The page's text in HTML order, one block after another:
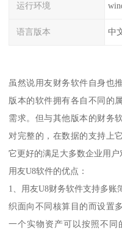
运行环境
语言版本 中
虽然说用友财务软件自身也
版本的软件拥有各自不同的
需求。但与其他版本的财务
对完整的，在数据的支持上
它更好的满足大多数企业用户
用友U8软件的优点：
1、用友U8财务软件支持多账
织面向不同核算目的而设置
一个实物资产可以按照不